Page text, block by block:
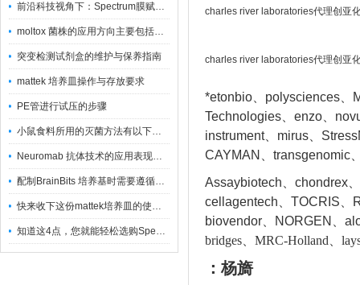
前沿科技视角下：Spectrum膜赋能精密制造
moltox 菌株的应用方向主要包括以下几个方面
突变检测试剂盒的维护与保养指南
mattek 培养皿操作与存放要求
PE管进行试压的步骤
小鼠食料所用的灭菌方法有以下三种
Neuromab 抗体技术的应用表现在这几方面
配制BrainBits 培养基时需要遵循的原则
快来收下这份mattek培养皿的使用指南
知道这4点，您就能轻松选购Spectrum 膜
charles river laboratories代理创亚
charles river laboratories代理创亚
*etonbio、polysciences、
Technologies、enzo、
instrument、mirus、
CAYMAN、transgenomic
Assaybiotech、chondrex
cellagentech、TOCRIS、
biovendor、NORGEN、a
bridges、MRC-Holland、
：杨旖